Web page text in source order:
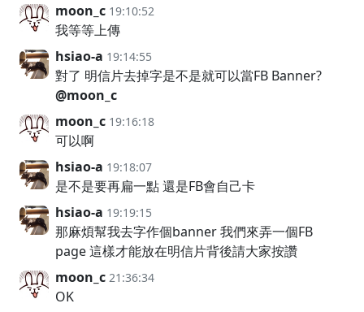
moon_c 19:10:52
我等等上傳
hsiao-a 19:14:55
對了 明信片去掉字是不是就可以當FB Banner?
@moon_c
moon_c 19:16:18
可以啊
hsiao-a 19:18:07
是不是要再扁一點 還是FB會自己卡
hsiao-a 19:19:15
那麻煩幫我去字作個banner 我們來弄一個FB
page 這樣才能放在明信片背後請大家按讚
moon_c 21:36:34
OK